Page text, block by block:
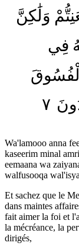
وَلَٰكِنَّ
فِي
٧
Wa'lamooo anna
kaseerim minal
eemaana wa
walfusooqa
Et sachez que le
dans maintes
fait aimer la foi et
la mécréance, la
dirigés,